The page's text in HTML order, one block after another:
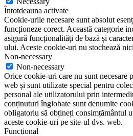
Întotdeauna activate
Cookie-urile necesare sunt absolut
funcționeze corect. Această categorie
asigură funcționalități de bază și
ului. Aceste cookie-uri nu stochează
Non-necessary
Non-necessary
Orice cookie-uri care nu sunt necesare
web și sunt utilizate special pentru
personal ale utilizatorului prin
conținuturi înglobate sunt denumite
obligatoriu să obțineți consimțământul
aceste cookie-uri pe site-ul dvs. web.
Functional